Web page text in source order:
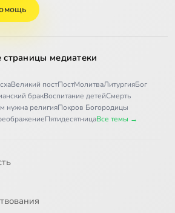
страницы медиатеки
Великий постПостМолитваЛитургияБог
бракВоспитание детейСмерть
нужна религияПокров Богородицы
ПятидесятницаВсе темы →